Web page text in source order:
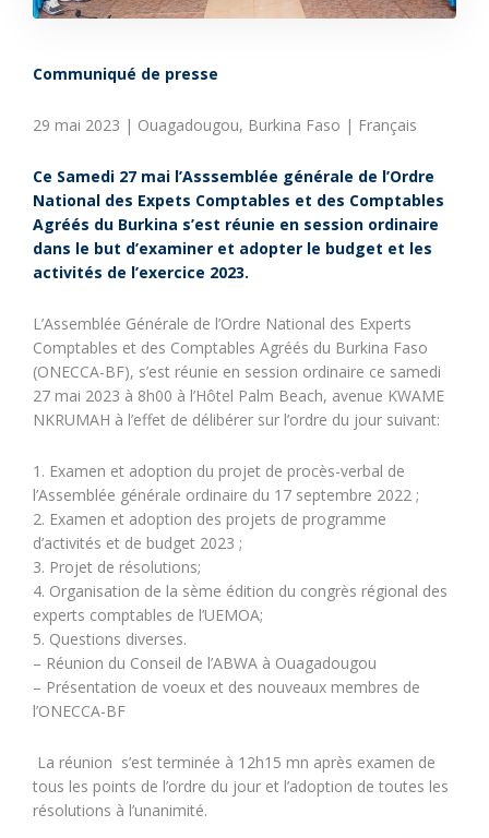
Communiqué de presse
29 mai 2023 | Ouagadougou, Burkina Faso | Français
Ce Samedi 27 mai l’Asssemblée générale de l’Ordre
National des Expets Comptables et des Comptables
Agréés du Burkina s’est réunie en session ordinaire
dans le but d’examiner et adopter le budget et les
activités de l’exercice 2023.
L’Assemblée Générale de l’Ordre National des Experts
Comptables et des Comptables Agréés du Burkina Faso
(ONECCA-BF), s’est réunie en session ordinaire ce samedi
27 mai 2023 à 8h00 à l’Hôtel Palm Beach, avenue KWAME
NKRUMAH à l’effet de délibérer sur l’ordre du jour suivant:
1. Examen et adoption du projet de procès-verbal de
l’Assemblée générale ordinaire du 17 septembre 2022 ;
2. Examen et adoption des projets de programme
d’activités et de budget 2023 ;
3. Projet de résolutions;
4. Organisation de la sème édition du congrès régional des
experts comptables de l’UEMOA;
5. Questions diverses.
– Réunion du Conseil de l’ABWA à Ouagadougou
– Présentation de voeux et des nouveaux membres de
l’ONECCA-BF
La réunion s’est terminée à 12h15 mn après examen de
tous les points de l’ordre du jour et l’adoption de toutes les
résolutions à l’unanimité.